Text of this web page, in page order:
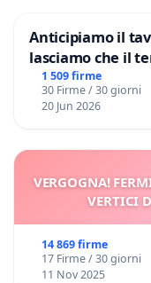
Anticipiamo il
lasciamo che il
Domenico
1 509 firme
30 Firme / 30 giorni
20 Jun 2026
VERGOGNA!
VERTICI
14 869 firme
17 Firme / 30 giorni
11 Nov 2025